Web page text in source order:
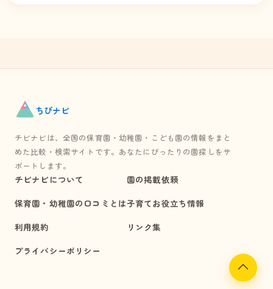
ちびナビ
チビナビは、全国の保育園・幼稚園・こども園の情報をまと
めた比較・検索サイトです。あなたにぴったりの園探しをサ
ポートします。
チビナビについて
保育園・幼稚園の口コミとは
利用規約
プライバシーポリシー
園の掲載依頼
子育てお役立ち情報
リンク集